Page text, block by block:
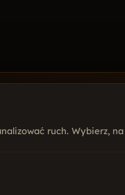
lok. 300
FIRMA
ruch. Wybierz,